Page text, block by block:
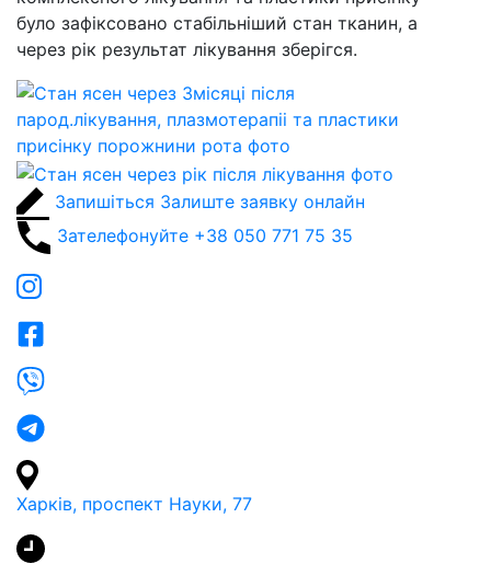
було зафіксовано стабільніший стан тканин, а
через рік результат лікування зберігся.
Запишіться Залиште заявку онлайн
Зателефонуйте +38 050 771 75 35
Харків, проспект Науки, 77